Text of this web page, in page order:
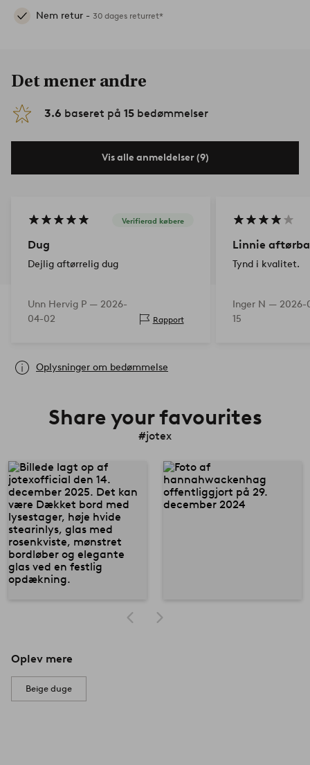
Nem retur - 30 dages returret*
Det mener andre
3.6 baseret på 15 bedømmelser
Vis alle anmeldelser (9)
Verifierad købere
Dug
Dejlig aftørrelig dug
Unn Hervig P — 2026-
04-02
Rapport
Linnie
Tynd i kvalitet.
Inger N — 2026-
15
Oplysninger om bedømmelse
Share your favourites
#jotex
Oplev mere
Beige duge